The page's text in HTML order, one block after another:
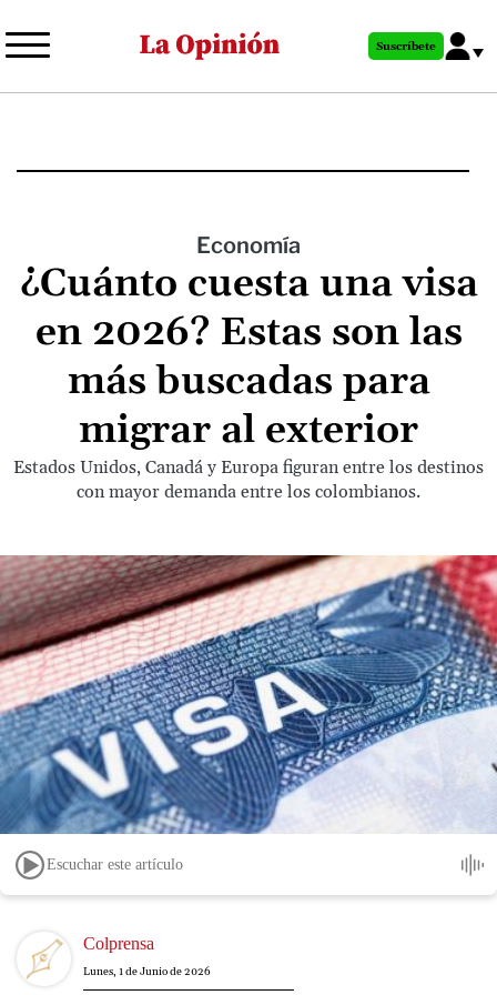
al
principal
Suscríbete
Economía
¿Cuánto cuesta una visa
en 2026? Estas son las
más buscadas para
migrar al exterior
Estados Unidos, Canadá y Europa figuran entre los destinos
con mayor demanda entre los colombianos.
Escuchar este artículo
Image Colprensa
Lunes, 1 de Junio de 2026